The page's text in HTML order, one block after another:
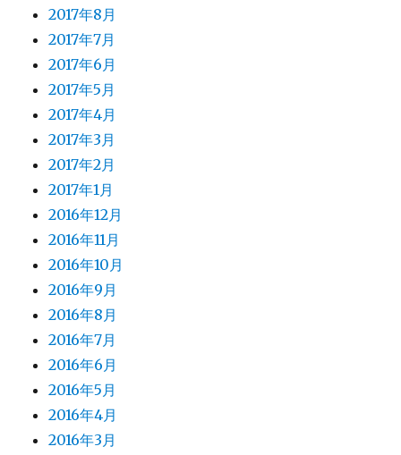
2017年8月
2017年7月
2017年6月
2017年5月
2017年4月
2017年3月
2017年2月
2017年1月
2016年12月
2016年11月
2016年10月
2016年9月
2016年8月
2016年7月
2016年6月
2016年5月
2016年4月
2016年3月